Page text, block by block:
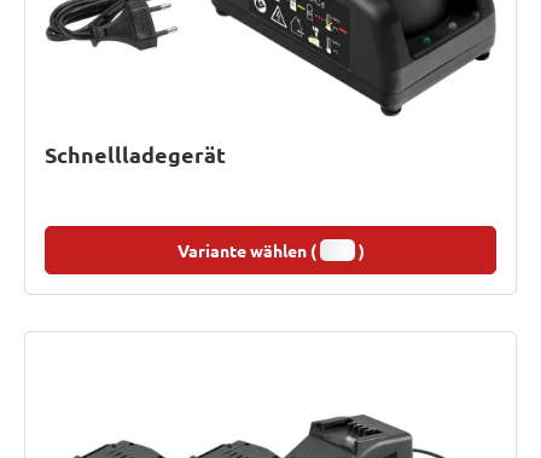
Schnellladegerät
Variante wählen ( )